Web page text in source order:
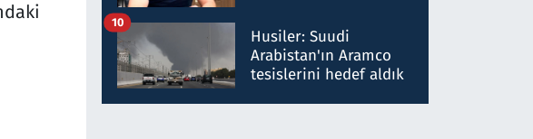
talimat verdi, ben
gönderdim
Husiler: Suudi
Arabistan'ın Aramco
tesislerini hedef aldık
10